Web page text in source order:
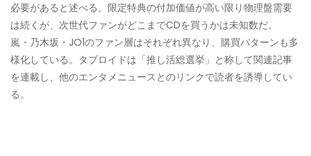
必要があると述べる。限定特典の付加価値が高い限り物理盤需要
は続くが、次世代ファンがどこまでCDを買うかは未知数だ。
嵐・乃木坂・JO1のファン層はそれぞれ異なり、購買パターンも多
様化している。タブロイドは「推し活総選挙」と称して関連記事
を連載し、他のエンタメニュースとのリンクで読者を誘導してい
る。